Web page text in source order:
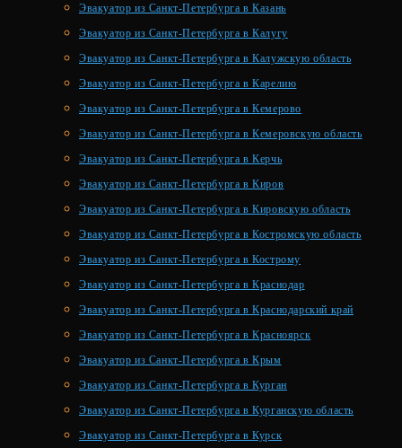
Эвакуатор из Санкт-Петербурга в Казань
Эвакуатор из Санкт-Петербурга в Калугу
Эвакуатор из Санкт-Петербурга в Калужскую область
Эвакуатор из Санкт-Петербурга в Карелию
Эвакуатор из Санкт-Петербурга в Кемерово
Эвакуатор из Санкт-Петербурга в Кемеровскую область
Эвакуатор из Санкт-Петербурга в Керчь
Эвакуатор из Санкт-Петербурга в Киров
Эвакуатор из Санкт-Петербурга в Кировскую область
Эвакуатор из Санкт-Петербурга в Костромскую область
Эвакуатор из Санкт-Петербурга в Кострому
Эвакуатор из Санкт-Петербурга в Краснодар
Эвакуатор из Санкт-Петербурга в Краснодарский край
Эвакуатор из Санкт-Петербурга в Красноярск
Эвакуатор из Санкт-Петербурга в Крым
Эвакуатор из Санкт-Петербурга в Курган
Эвакуатор из Санкт-Петербурга в Курганскую область
Эвакуатор из Санкт-Петербурга в Курск